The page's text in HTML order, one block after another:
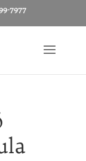
7977